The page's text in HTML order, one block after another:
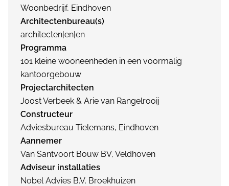
Woonbedrijf, Eindhoven
Architectenbureau(s)
architecten|en|en
Programma
101 kleine wooneenheden in een voormalig
kantoorgebouw
Projectarchitecten
Joost Verbeek & Arie van Rangelrooij
Constructeur
Adviesbureau Tielemans, Eindhoven
Aannemer
Van Santvoort Bouw BV, Veldhoven
Adviseur installaties
Nobel Advies B.V. Broekhuizen